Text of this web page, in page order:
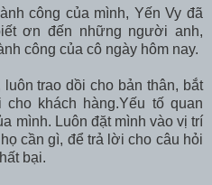
công của mình, Yến Vy đã
ơn đến những người anh,
công của cô ngày hôm nay.
trao dồi cho bản thân, bắt
khách hàng.Yếu tố quan
mình. Luôn đặt mình vào vị trí
cần gì, để trả lời cho câu hỏi
bại.